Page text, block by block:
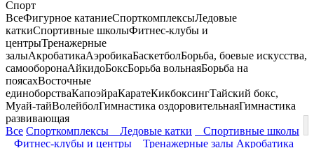
Спорт
ВсеФигурное катаниеСпорткомплексыЛедовые
каткиСпортивные школыФитнес-клубы и
центрыТренажерные
залыАкробатикаАэробикаБаскетболБорьба, боевые искусства,
самооборонаАйкидоБоксБорьба вольнаяБорьба на
поясахВосточные
единоборстваКапоэйраКаратеКикбоксингТайский бокс,
Муай-тайВолейболГимнастика оздоровительнаяГимнастика
развивающая
Все Спорткомплексы Ледовые катки
Спортивные школы
Фитнес-клубы и центры
Тренажерные залы Акробатика